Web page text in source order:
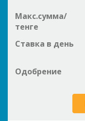
Макс.сумма/
тенге
Ставка в день
Одобрение